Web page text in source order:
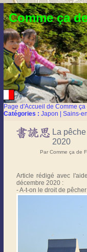
Comme ça
Page d'Accueil de Comme ça
Catégories : Japon |Sains-
La
2020
Par Comme ça de
Article rédigé avec
décembre 2020 :
- A-t-on le droit de